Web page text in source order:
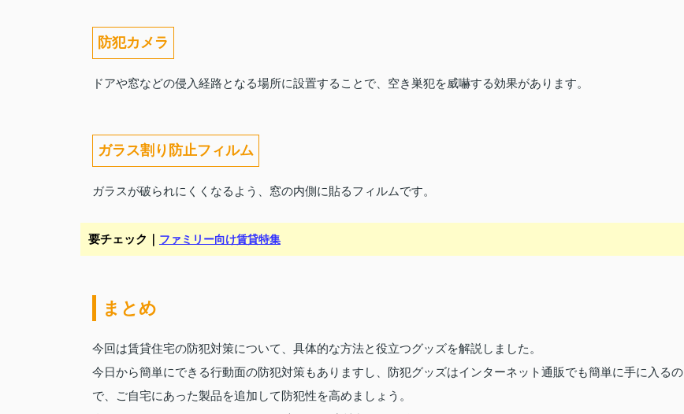
防犯カメラ
ドアや窓などの侵入経路となる場所に設置することで、空き巣犯を威嚇する効果があります。
ガラス割り防止フィルム
ガラスが破られにくくなるよう、窓の内側に貼るフィルムです。
要チェック｜ ファミリー向け賃貸特集
まとめ
今回は賃貸住宅の防犯対策について、具体的な方法と役立つグッズを解説しました。
今日から簡単にできる行動面の防犯対策もありますし、防犯グッズはインターネット通販でも簡単に手に入るの
で、ご自宅にあった製品を追加して防犯性を高めましょう。